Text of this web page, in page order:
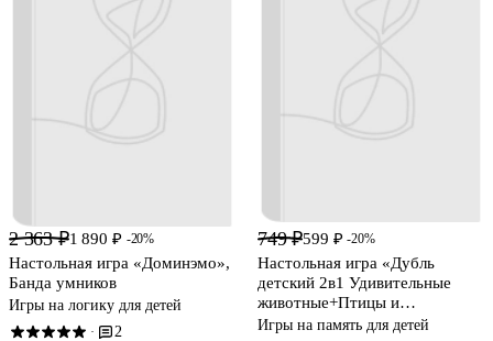
2 363 ₽1 890 ₽ -20%
Настольная игра «Доминэмо»,
Банда умников
Игры на логику для детей
· 2
749 ₽599 ₽ -20%
Настольная игра «Дубль
детский 2в1 Удивительные
животные+Птицы и
насекомые», Нескучные игры
Игры на память для детей